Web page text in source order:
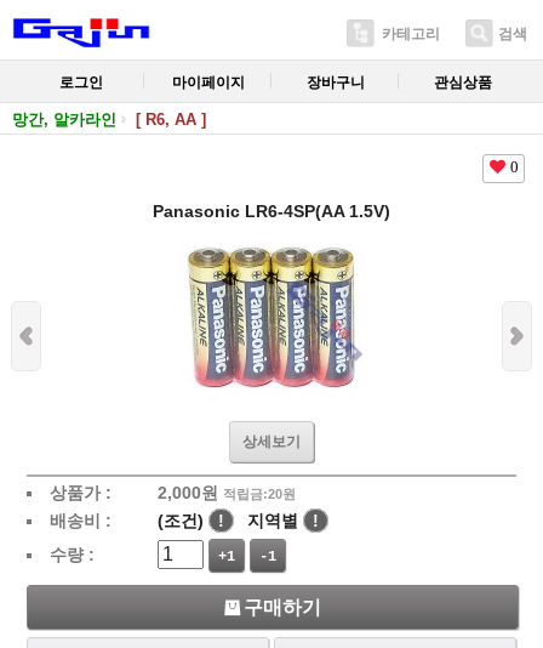
카테고리 검색
로그인 마이페이지 장바구니 관심상품
망간, 알카라인 [ R6, AA ]
0
Panasonic LR6-4SP(AA 1.5V)
상세보기
상품가 : 2,000원 적립금:20원
배송비 : (조건) ! 지역별
!
수량 :
+1 -1
구매하기